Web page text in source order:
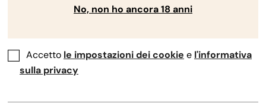
No, non ho ancora 18 anni
Accetto le impostazioni dei cookie e l'informativa
sulla privacy